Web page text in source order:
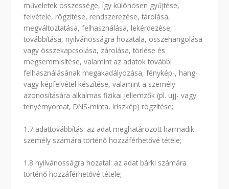
műveletek összessége, így különösen gyűjtése,
felvétele, rögzítése, rendszerezése, tárolása,
megváltoztatása, felhasználása, lekérdezése,
továbbítása, nyilvánosságra hozatala, összehangolása
vagy összekapcsolása, zárolása, törlése és
megsemmisítése, valamint az adatok további
felhasználásának megakadályozása, fénykép-, hang-
vagy képfelvétel készítése, valamint a személy
azonosítására alkalmas fizikai jellemzők (pl. ujj- vagy
tenyérnyomat, DNS-minta, íriszkép) rögzítése;
1.7 adattovábbítás: az adat meghatározott harmadik
személy számára történő hozzáférhetővé tétele;
1.8 nyilvánosságra hozatal: az adat bárki számára
történő hozzáférhetővé tétele;